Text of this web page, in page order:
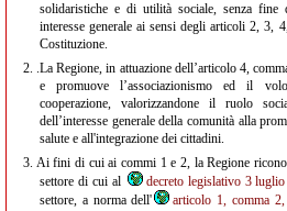
solidaristiche e di utilità sociale, senza
interesse generale ai sensi degli articoli 2, 3,
Costituzione.
2. .La Regione, in attuazione dell’articolo 4,
e promuove l’associazionismo ed il
cooperazione, valorizzandone il ruolo
dell’interesse generale della comunità alla
salute e all'integrazione dei cittadini.
3. Ai fini di cui ai commi 1 e 2, la Regione
settore di cui al
decreto legislativo 3
settore, a norma dell'
articolo 1, comma